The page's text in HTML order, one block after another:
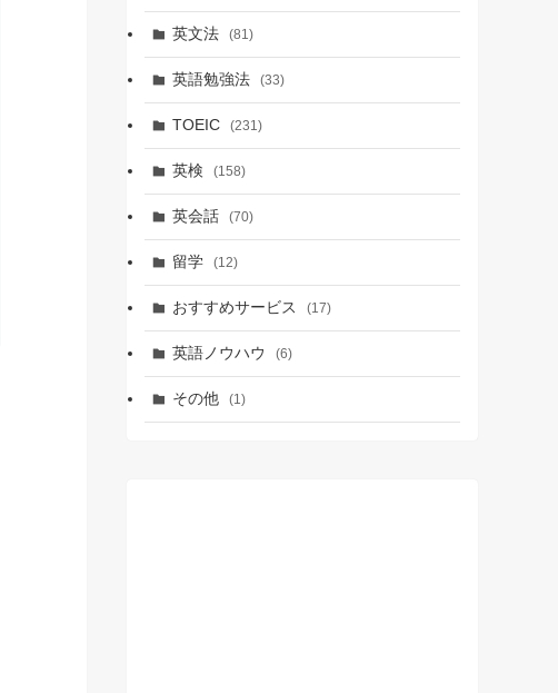
英文法 (81)
英語勉強法 (33)
TOEIC (231)
英検 (158)
英会話 (70)
留学 (12)
おすすめサービス (17)
英語ノウハウ (6)
その他 (1)